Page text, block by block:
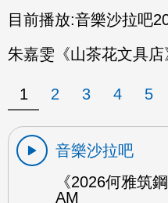
目前播放:音樂沙拉吧
朱嘉雯《山茶花文具店
1 2 3 4 5
音樂沙拉吧
《2026何雅筑
AM